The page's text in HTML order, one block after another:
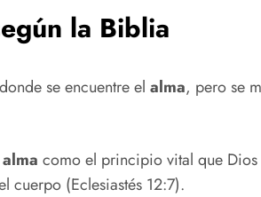
la Biblia
se encuentre el alma, pero se
alma como el principio vital que Dios
cuerpo (Eclesiastés 12:7).